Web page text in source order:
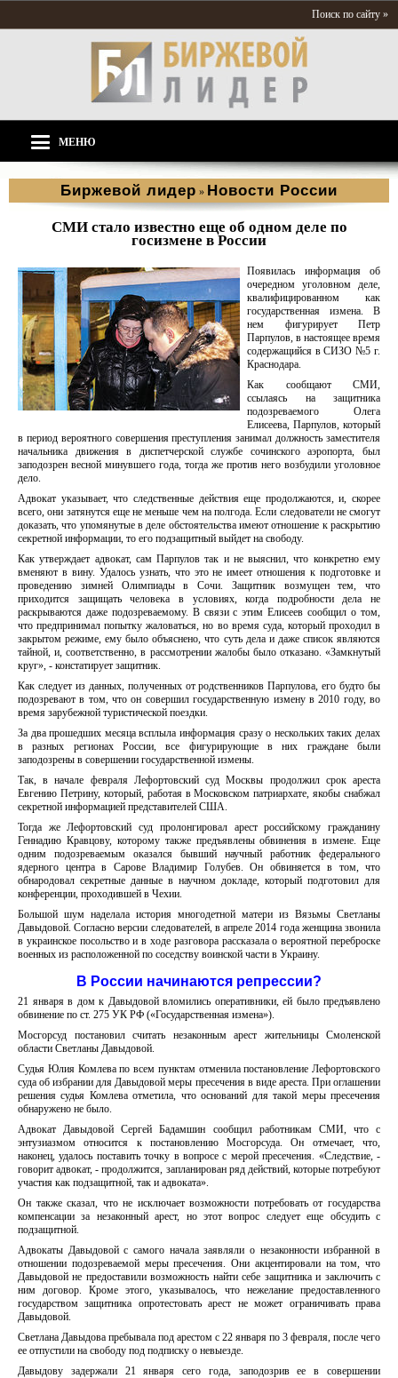
Поиск по сайту »
МЕНЮ
Биржевой лидер » Новости России
СМИ стало известно еще об одном деле по
госизмене в России
Появилась информация об
очередном уголовном деле,
квалифицированном как
государственная измена. В
нем фигурирует Петр
Парпулов, в настоящее время
содержащийся в СИЗО №5 г.
Краснодара.
Как сообщают СМИ,
ссылаясь на защитника
подозреваемого Олега
Елисеева, Парпулов, который
в период вероятного совершения преступления занимал должность заместителя
начальника движения в диспетчерской службе сочинского аэропорта, был
заподозрен весной минувшего года, тогда же против него возбудили уголовное
дело.
Адвокат указывает, что следственные действия еще продолжаются, и, скорее
всего, они затянутся еще не меньше чем на полгода. Если следователи не смогут
доказать, что упомянутые в деле обстоятельства имеют отношение к раскрытию
секретной информации, то его подзащитный выйдет на свободу.
Как утверждает адвокат, сам Парпулов так и не выяснил, что конкретно ему
вменяют в вину. Удалось узнать, что это не имеет отношения к подготовке и
проведению зимней Олимпиады в Сочи. Защитник возмущен тем, что
приходится защищать человека в условиях, когда подробности дела не
раскрываются даже подозреваемому. В связи с этим Елисеев сообщил о том,
что предпринимал попытку жаловаться, но во время суда, который проходил в
закрытом режиме, ему было объяснено, что суть дела и даже список являются
тайной, и, соответственно, в рассмотрении жалобы было отказано. «Замкнутый
круг», - констатирует защитник.
Как следует из данных, полученных от родственников Парпулова, его будто бы
подозревают в том, что он совершил государственную измену в 2010 году, во
время зарубежной туристической поездки.
За два прошедших месяца всплыла информация сразу о нескольких таких делах
в разных регионах России, все фигурирующие в них граждане были
заподозрены в совершении государственной измены.
Так, в начале февраля Лефортовский суд Москвы продолжил срок ареста
Евгению Петрину, который, работая в Московском патриархате, якобы снабжал
секретной информацией представителей США.
Тогда же Лефортовский суд пролонгировал арест российскому гражданину
Геннадию Кравцову, которому также предъявлены обвинения в измене. Еще
одним подозреваемым оказался бывший научный работник федерального
ядерного центра в Сарове Владимир Голубев. Он обвиняется в том, что
обнародовал секретные данные в научном докладе, который подготовил для
конференции, проходившей в Чехии.
Большой шум наделала история многодетной матери из Вязьмы Светланы
Давыдовой. Согласно версии следователей, в апреле 2014 года женщина звонила
в украинское посольство и в ходе разговора рассказала о вероятной переброске
военных из расположенной по соседству воинской части в Украину.
В России начинаются репрессии?
21 января в дом к Давыдовой вломились оперативники, ей было предъявлено
обвинение по ст. 275 УК РФ («Государственная измена»).
Мосгорсуд постановил считать незаконным арест жительницы Смоленской
области Светланы Давыдовой.
Судья Юлия Комлева по всем пунктам отменила постановление Лефортовского
суда об избрании для Давыдовой меры пресечения в виде ареста. При оглашении
решения судья Комлева отметила, что оснований для такой меры пресечения
обнаружено не было.
Адвокат Давыдовой Сергей Бадамшин сообщил работникам СМИ, что с
энтузиазмом относится к постановлению Мосгорсуда. Он отмечает, что,
наконец, удалось поставить точку в вопросе с мерой пресечения. «Следствие, -
говорит адвокат, - продолжится, запланирован ряд действий, которые потребуют
участия как подзащитной, так и адвоката».
Он также сказал, что не исключает возможности потребовать от государства
компенсации за незаконный арест, но этот вопрос следует еще обсудить с
подзащитной.
Адвокаты Давыдовой с самого начала заявляли о незаконности избранной в
отношении подозреваемой меры пресечения. Они акцентировали на том, что
Давыдовой не предоставили возможность найти себе защитника и заключить с
ним договор. Кроме этого, указывалось, что нежелание предоставленного
государством защитника опротестовать арест не может ограничивать права
Давыдовой.
Светлана Давыдова пребывала под арестом с 22 января по 3 февраля, после чего
ее отпустили на свободу под подписку о невыезде.
Давыдову задержали 21 января сего года, заподозрив ее в совершении